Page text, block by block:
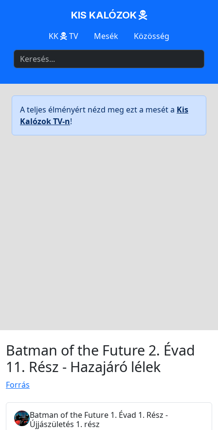
KIS KALÓZOK
KK TV Mesék Közösség
A teljes élményért nézd meg ezt a mesét a Kis
Kalózok TV-n!
Batman of the Future 2. Évad
11. Rész - Hazajáró lélek
Forrás
Batman of the Future 1. Évad 1. Rész -
Újjászületés 1. rész